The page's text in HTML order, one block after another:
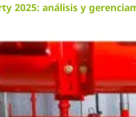
2025: análisis y